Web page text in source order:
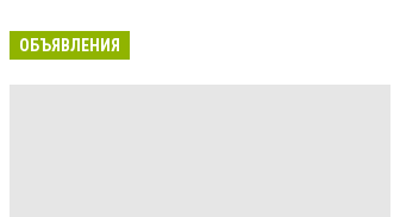
ОБЪЯВЛЕНИЯ